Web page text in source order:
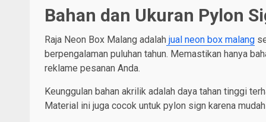
Bahan dan Ukuran Pylon
Raja Neon Box Malang adalah jual neon box malang
berpengalaman puluhan tahun. Memastikan hanya
reklame pesanan Anda.
Keunggulan bahan akrilik adalah daya tahan tinggi
Material ini juga cocok untuk pylon sign karena